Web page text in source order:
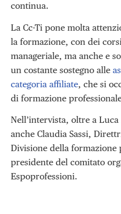
continua.
La Cc-Ti pone molta
la formazione, con dei
manageriale, ma anche e
un costante sostegno alle
categoria affiliate, che si
di formazione
Nell’intervista, oltre a
anche Claudia Sassi,
Divisione della formazione
presidente del comitato
Espoprofessioni.